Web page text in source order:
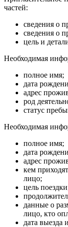
частей:
сведения о
сведения о
цель и
Необходимая
полное имя;
дата
адрес
род
статус
Необходимая
полное имя;
дата
адрес
кем
лицо;
цель
данные о
лицо, кто
дата выезда